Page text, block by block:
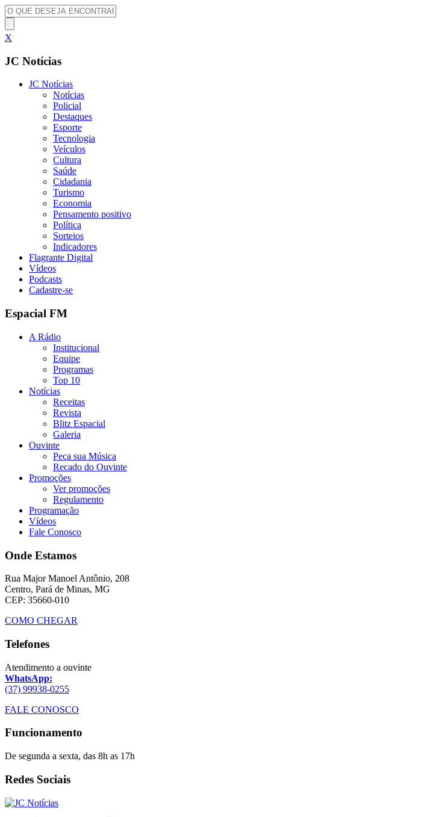
X
JC Notícias
JC Notícias
Notícias
Policial
Destaques
Esporte
Tecnologia
Veículos
Cultura
Saúde
Cidadania
Turismo
Economia
Pensamento positivo
Política
Sorteios
Indicadores
Flagrante Digital
Vídeos
Podcasts
Cadastre-se
Espacial FM
A Rádio
Institucional
Equipe
Programas
Top 10
Notícias
Receitas
Revista
Blitz Espacial
Galeria
Ouvinte
Peça sua Música
Recado do Ouvinte
Promoções
Ver promoções
Regulamento
Programação
Vídeos
Fale Conosco
Onde Estamos
Rua Major Manoel Antônio, 208
Centro, Pará de Minas, MG
CEP: 35660-010
COMO CHEGAR
Telefones
Atendimento a ouvinte
WhatsApp:
(37) 99938-0255
FALE CONOSCO
Funcionamento
De segunda a sexta, das 8h as 17h
Redes Sociais